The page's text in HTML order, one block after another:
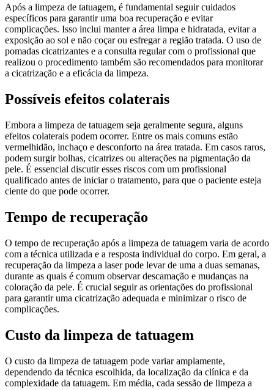
Após a limpeza de tatuagem, é fundamental seguir cuidados
específicos para garantir uma boa recuperação e evitar
complicações. Isso inclui manter a área limpa e hidratada, evitar a
exposição ao sol e não coçar ou esfregar a região tratada. O uso de
pomadas cicatrizantes e a consulta regular com o profissional que
realizou o procedimento também são recomendados para monitorar
a cicatrização e a eficácia da limpeza.
Possíveis efeitos colaterais
Embora a limpeza de tatuagem seja geralmente segura, alguns
efeitos colaterais podem ocorrer. Entre os mais comuns estão
vermelhidão, inchaço e desconforto na área tratada. Em casos raros,
podem surgir bolhas, cicatrizes ou alterações na pigmentação da
pele. É essencial discutir esses riscos com um profissional
qualificado antes de iniciar o tratamento, para que o paciente esteja
ciente do que pode ocorrer.
Tempo de recuperação
O tempo de recuperação após a limpeza de tatuagem varia de acordo
com a técnica utilizada e a resposta individual do corpo. Em geral, a
recuperação da limpeza a laser pode levar de uma a duas semanas,
durante as quais é comum observar descamação e mudanças na
coloração da pele. É crucial seguir as orientações do profissional
para garantir uma cicatrização adequada e minimizar o risco de
complicações.
Custo da limpeza de tatuagem
O custo da limpeza de tatuagem pode variar amplamente,
dependendo da técnica escolhida, da localização da clínica e da
complexidade da tatuagem. Em média, cada sessão de limpeza a